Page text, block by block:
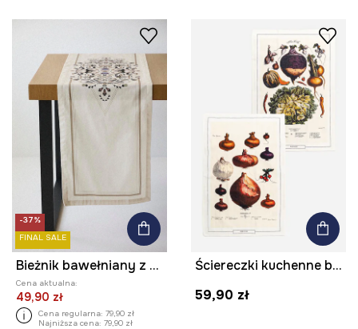
-37%
FINAL SALE
Bieżnik bawełniany z nadrukiem 40 x 180 cm
Cena aktualna:
49,90 zł
Cena regularna: 79,90 zł
Najniższa cena: 79,90 zł
Ściereczki kuchenne bawełniane wzorzyste (2-pack) kolor multicolor
59,90 zł